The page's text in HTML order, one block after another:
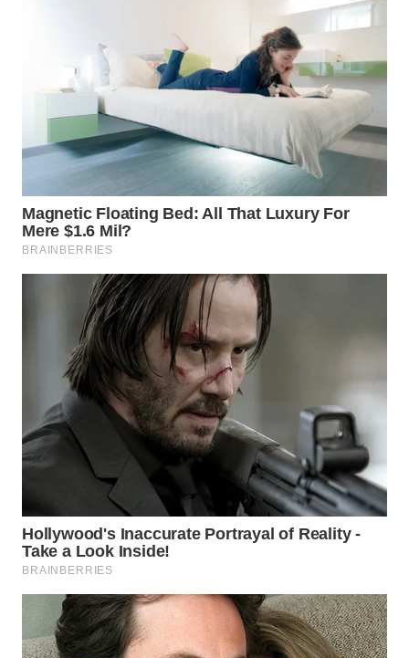
NATUNA
WN
BINTAN
MANDALIKA
WN
LIKUPANG
LABUANBAJO
WN
BORNEO
Wahana
WAHANA
NEWS
WAHANA
TANI